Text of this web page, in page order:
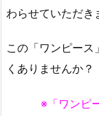
わらせていただき
この「ワンピース
くありませんか？
※「ワンピ